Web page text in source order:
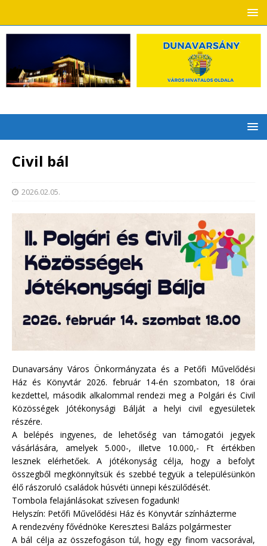
Civil bál
2026.02.05.
Dunavarsány Város Önkormányzata és a Petőfi Művelődési
Ház és Könyvtár 2026. február 14-én szombaton, 18 órai
kezdettel, második alkalommal rendezi meg a Polgári és Civil
Közösségek Jótékonysági Bálját a helyi civil egyesületek
részére.
A belépés ingyenes, de lehetőség van támogatói jegyek
vásárlására, amelyek 5.000-, illetve 10.000,- Ft értékben
lesznek elérhetőek. A jótékonyság célja, hogy a befolyt
összegből megkönnyítsük és szebbé tegyük a településünkön
élő rászoruló családok húsvéti ünnepi készülődését.
Tombola felajánlásokat szívesen fogadunk!
Helyszín: Petőfi Művelődési Ház és Könyvtár színházterme
A rendezvény fővédnöke Keresztesi Balázs polgármester
A bál célja az összefogáson túl, hogy egy finom vacsorával,